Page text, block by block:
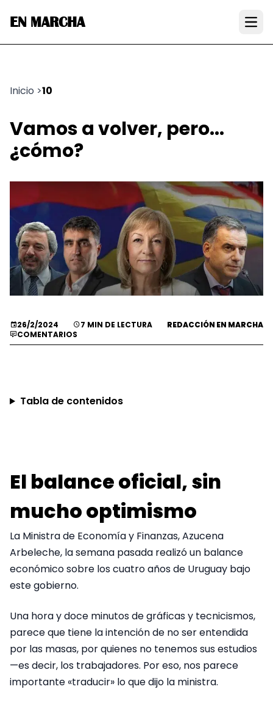
EN MARCHA
Inicio >10
Vamos a volver, pero...
¿cómo?
26/2/2024 7 MIN DE LECTURA
REDACCIÓN EN MARCHA
COMENTARIOS
Tabla de contenidos
El balance oficial, sin
mucho optimismo
La Ministra de Economía y Finanzas, Azucena
Arbeleche, la semana pasada realizó un balance
económico sobre los cuatro años de Uruguay bajo
este gobierno.
Una hora y doce minutos de gráficas y tecnicismos,
parece que tiene la intención de no ser entendida
por las masas, por quienes no tenemos sus estudios
—es decir, los trabajadores. Por eso, nos parece
importante «traducir» lo que dijo la ministra.